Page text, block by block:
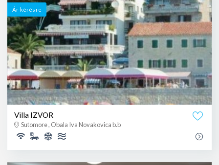
Ár kérésre
Villa IZVOR
Sutomore , Obala Iva Novakovica b.b